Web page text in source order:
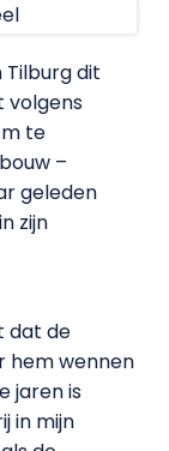
Tilburg dit
volgens
te
–
geleden
zijn
dat de
hem wennen
jaren is
in mijn